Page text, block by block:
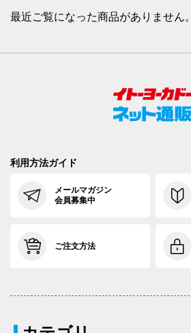
最近ご覧になった商品がありません。
利用方法ガイド
メールマガジン
会員募集中
ご注文方法